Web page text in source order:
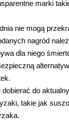
marki
nie mogą
nagród
dla niego
do
takie jak